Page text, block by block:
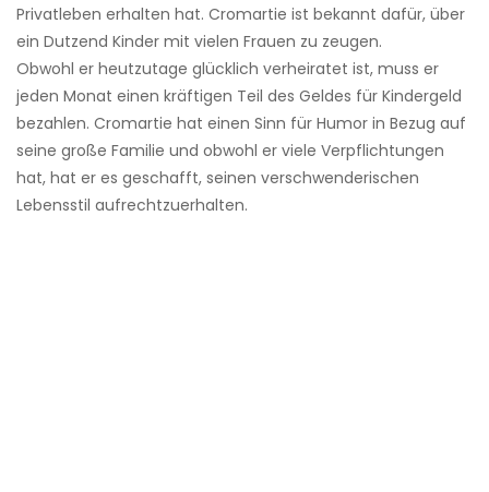
Privatleben erhalten hat. Cromartie ist bekannt dafür, über
ein Dutzend Kinder mit vielen Frauen zu zeugen.
Obwohl er heutzutage glücklich verheiratet ist, muss er
jeden Monat einen kräftigen Teil des Geldes für Kindergeld
bezahlen. Cromartie hat einen Sinn für Humor in Bezug auf
seine große Familie und obwohl er viele Verpflichtungen
hat, hat er es geschafft, seinen verschwenderischen
Lebensstil aufrechtzuerhalten.